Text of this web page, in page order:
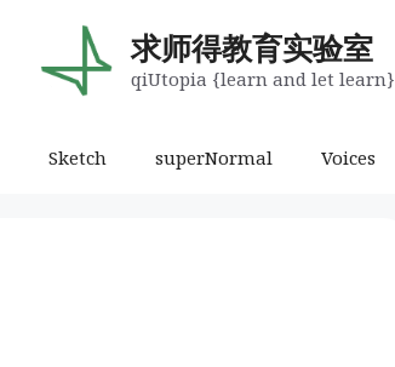
求师得教育实验室
qiUtopia {learn and let learn}
Sketch superNormal Voices